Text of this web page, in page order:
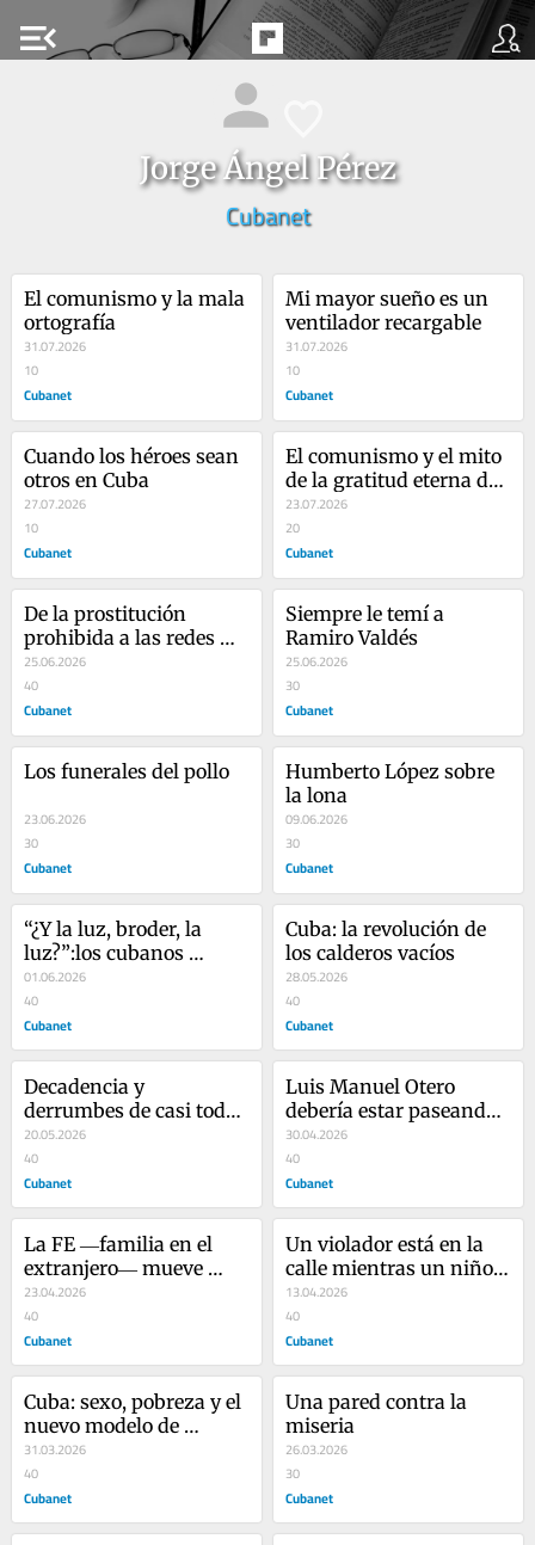
menu_open
Jorge Ángel Pérez
Cubanet
El comunismo y la mala
ortografía
31.07.2026
10
Cubanet
Mi mayor sueño es un
ventilador recargable
31.07.2026
10
Cubanet
Cuando los héroes sean
otros en Cuba
27.07.2026
10
Cubanet
El comunismo y el mito
de la gratitud eterna de
las personas negras
23.07.2026
20
Cubanet
De la prostitución
prohibida a las redes
sociales: así cambió el
negocio sexual en la
Cuba comunista
25.06.2026
40
Cubanet
Siempre le temí a
Ramiro Valdés
25.06.2026
30
Cubanet
Los funerales del pollo
23.06.2026
30
Cubanet
Humberto López sobre
la lona
09.06.2026
30
Cubanet
“¿Y la luz, broder, la
luz?”:los cubanos
vivimos en un eterno
apagón
01.06.2026
40
Cubanet
Cuba: la revolución de
los calderos vacíos
28.05.2026
40
Cubanet
Decadencia y
derrumbes de casi todo
en Cuba
20.05.2026
40
Cubanet
Luis Manuel Otero
debería estar paseando
por las calles de La
Habana
30.04.2026
40
Cubanet
La FE ―familia en el
extranjero― mueve
montañas
23.04.2026
40
Cubanet
Un violador está en la
calle mientras un niño
continúa en prisión
13.04.2026
40
Cubanet
Cuba: sexo, pobreza y el
nuevo modelo de
vivienda
31.03.2026
40
Cubanet
Una pared contra la
miseria
26.03.2026
30
Cubanet